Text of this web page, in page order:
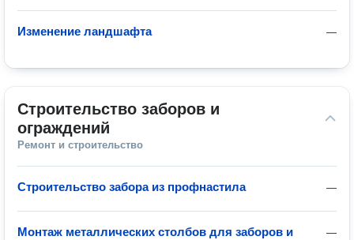
—
Изменение ландшафта
Строительство заборов и
ограждений
Ремонт и строительство
—
Строительство забора из профнастила
—
Монтаж металлических столбов для заборов и